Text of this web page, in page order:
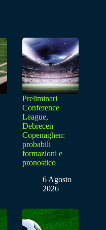
Preliminari
Conference
League,
Debrecen
Copenaghen:
probabili
formazioni e
pronostico
6 Agosto
2026